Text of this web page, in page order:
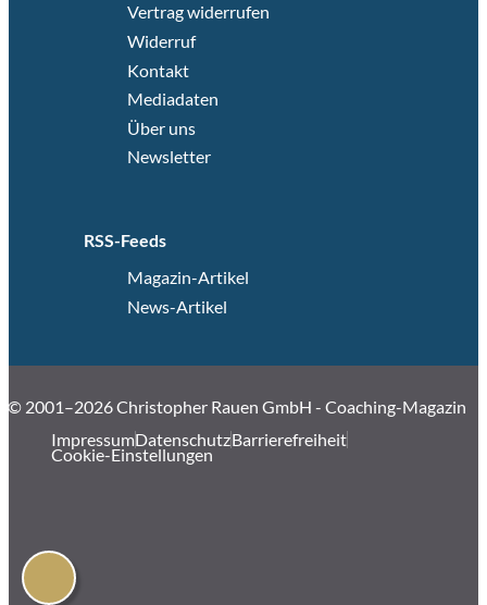
Vertrag widerrufen
Widerruf
Kontakt
Mediadaten
Über uns
Newsletter
RSS-Feeds
Magazin-Artikel
News-Artikel
© 2001–2026 Christopher Rauen GmbH - Coaching-Magazin
ImpressumDatenschutzBarrierefreiheit
Cookie-Einstellungen